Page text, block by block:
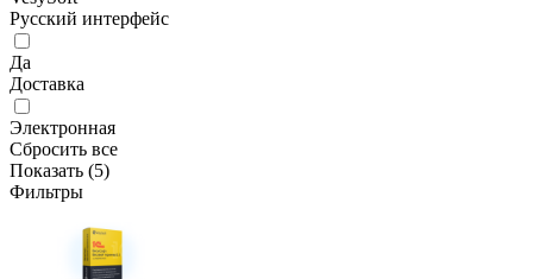
Русский интерфейс
Да
Доставка
Электронная
Сбросить все
Показать (5)
Фильтры